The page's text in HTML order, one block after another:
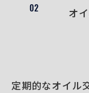
02 オ
定期的なオイル